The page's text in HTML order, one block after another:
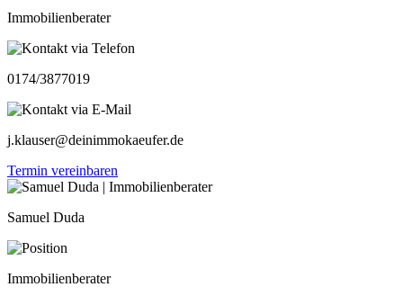
Immobilienberater
0174/3877019
j.klauser@deinimmokaeufer.de
Termin vereinbaren
Samuel Duda
Immobilienberater